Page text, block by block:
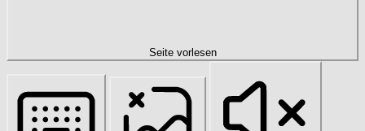
Seite vorlesen